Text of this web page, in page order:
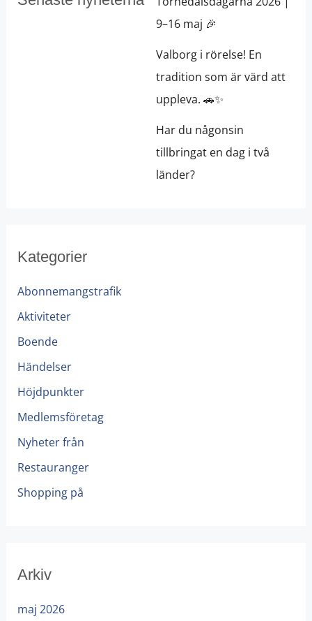
9–16 maj 🎉
Valborg i rörelse! En
tradition som är värd att
uppleva. 🚗✨
Har du någonsin
tillbringat en dag i två
länder?
Kategorier
Abonnemangstrafik
Aktiviteter
Boende
Händelser
Höjdpunkter
Medlemsföretag
Nyheter från
Restauranger
Shopping på
Arkiv
maj 2026